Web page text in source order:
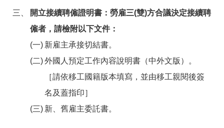
開立接續聘僱證明書：勞雇三(雙)方合議決定接續聘
僱者，請檢附以下文件：
新雇主承接切結書。
外國人預定工作內容說明書（中外文版）。
［請依移工國籍版本填寫，並由移工親閱後簽
名及蓋指印］
新、舊雇主委託書。